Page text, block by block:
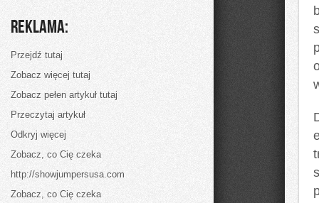
Reklama:
Przejdź tutaj
Zobacz więcej tutaj
Zobacz pełen artykuł tutaj
Przeczytaj artykuł
Odkryj więcej
Zobacz, co Cię czeka
http://showjumpersusa.com
Zobacz, co Cię czeka